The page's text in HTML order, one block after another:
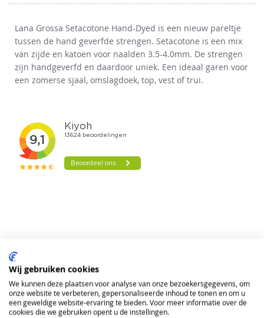
VERLANGLIJST
Lana Grossa Setacotone Hand-Dyed is een nieuw pareltje
tussen de hand geverfde strengen. Setacotone is een mix
van zijde en katoen voor naalden 3.5-4.0mm. De strengen
zijn handgeverfd en daardoor uniek. Een ideaal garen voor
een zomerse sjaal, omslagdoek, top, vest of trui.
Wij gebruiken cookies
We kunnen deze plaatsen voor analyse van onze bezoekersgegevens, om
onze website te verbeteren, gepersonaliseerde inhoud te tonen en om u
een geweldige website-ervaring te bieden. Voor meer informatie over de
cookies die we gebruiken opent u de instellingen.